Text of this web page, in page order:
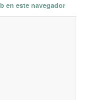
en este navegador